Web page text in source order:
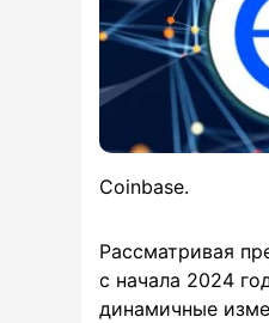
Coinbase.
Рассматривая
с начала 2024
динамичные